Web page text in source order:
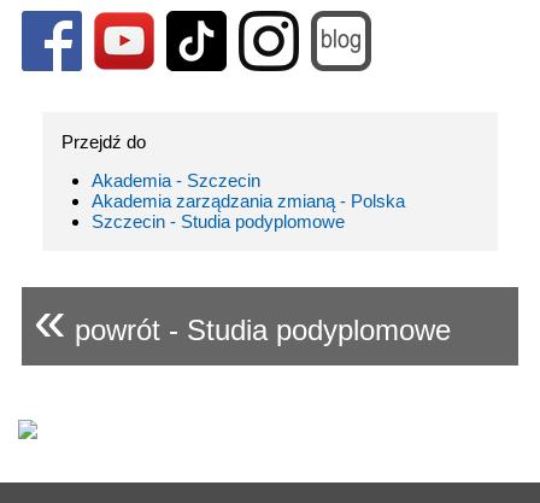
Przejdź do
Akademia - Szczecin
Akademia zarządzania zmianą - Polska
Szczecin - Studia podyplomowe
« powrót - Studia podyplomowe